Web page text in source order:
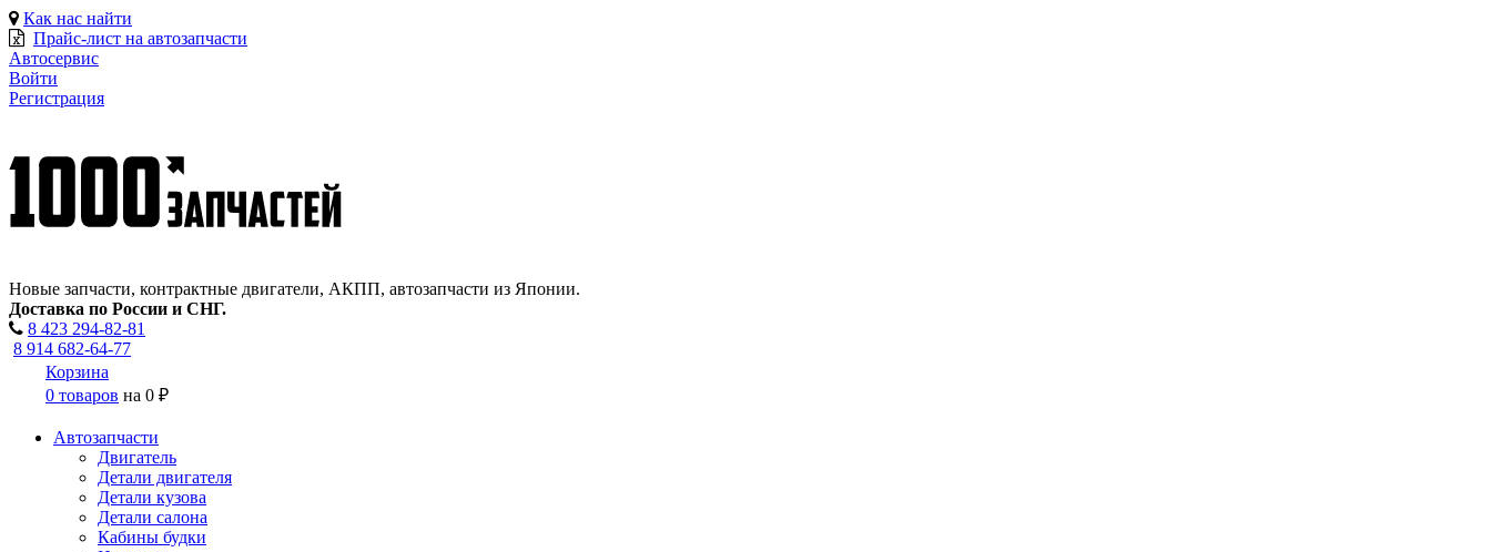
Как нас найти
Прайс-лист на автозапчасти
Автосервис
Войти
Регистрация
Новые запчасти, контрактные двигатели, АКПП, автозапчасти из Японии.
Доставка по России и СНГ.
8 423 294-82-81
8 914 682-64-77
Корзина
0 товаров на 0 ₽
Автозапчасти
Двигатель
Детали двигателя
Детали кузова
Детали салона
Кабины будки